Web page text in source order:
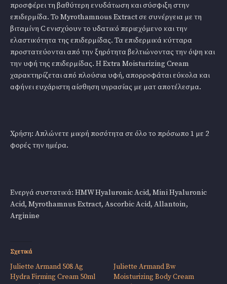
προσφέρει τη βαθύτερη ενυδάτωση και σύσφιξη στην
επιδερμίδα. Το Myrothamnous Extract σε συνέργεια με τη
βιταμίνη C ενισχύουν το υδατικό περιεχόμενο και την
ελαστικότητα της επιδερμίδας. Τα επιδερμικά κύτταρα
προστατεύονται από την ξηρότητα βελτιώνοντας την όψη και
την υφή της επιδερμίδας. Η Extra Moisturizing Cream
χαρακτηρίζεται από πλούσια υφή, απορροφάται εύκολα και
αφήνει ευχάριστη αίσθηση υγρασίας με ματ αποτέλεσμα.
Χρήση: Απλώνετε μικρή ποσότητα σε όλο το πρόσωπο 1 με 2
φορές την ημέρα.
Ενεργά συστατικά: HMW Hyaluronic Acid, Mini Hyaluronic
Acid, Myrothamnus Extract, Ascorbic Acid, Allantoin,
Arginine
Σχετικά
Juliette Armand 508 Ag
Hydra Firming Cream 50ml
Juliette Armand Bw
Moisturizing Body Cream